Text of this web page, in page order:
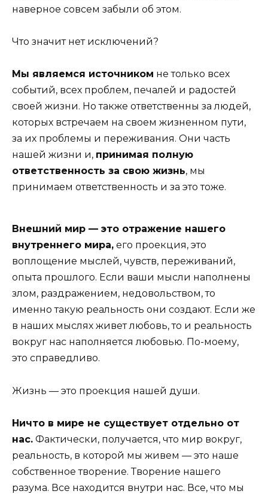
наверное совсем забыли об этом.
Что значит нет исключений?
Мы являемся источником не только всех
событий, всех проблем, печалей и радостей
своей жизни. Но также ответственны за людей,
которых встречаем на своем жизненном пути,
за их проблемы и переживания. Они часть
нашей жизни и, принимая полную
ответственность за свою жизнь, мы
принимаем ответственность и за это тоже.
Внешний мир — это отражение нашего
внутреннего мира, его проекция, это
воплощение мыслей, чувств, переживаний,
опыта прошлого. Если ваши мысли наполнены
злом, раздражением, недовольством, то
именно такую реальность они создают. Если же
в наших мыслях живет любовь, то и реальность
вокруг нас наполняется любовью. По-моему,
это справедливо.
Жизнь — это проекция нашей души.
Ничто в мире не существует отдельно от
нас. Фактически, получается, что мир вокруг,
реальность, в которой мы живем — это наше
собственное творение. Творение нашего
разума. Все находится внутри нас. Все, что мы